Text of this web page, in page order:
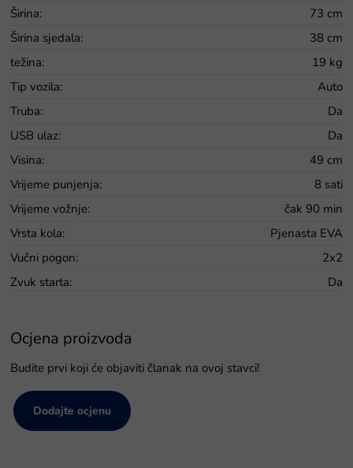
Širina:
73 cm
Širina sjedala:
38 cm
težina:
19 kg
Tip vozila:
Auto
Truba:
Da
USB ulaz:
Da
Visina:
49 cm
Vrijeme punjenja:
8 sati
Vrijeme vožnje:
čak 90 min
Vrsta kola:
Pjenasta EVA
Vučni pogon:
2x2
Zvuk starta: Da
Ocjena proizvoda
Budite prvi koji će objaviti članak na ovoj stavci!
Dodajte ocjenu